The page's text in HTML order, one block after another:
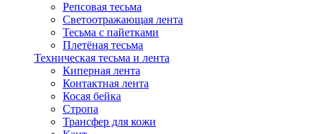
Репсовая тесьма
Светоотражающая лента
Тесьма с пайетками
Плетёная тесьма
Техническая тесьма и лента
Киперная лента
Контактная лента
Косая бейка
Стропа
Трансфер для кожи